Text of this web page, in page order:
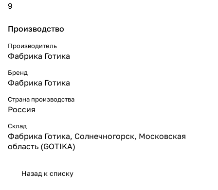
9
Производство
Производитель
Фабрика Готика
Бренд
Фабрика Готика
Страна производства
Россия
Склад
Фабрика Готика, Солнечногорск, Московская
область (GOTIKA)
Назад к списку